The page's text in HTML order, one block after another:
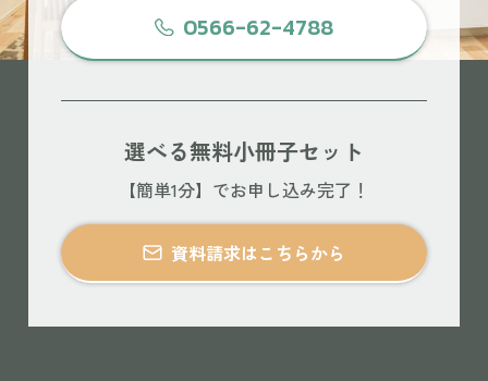
0566-62-4788
選べる無料小冊子セット
【簡単1分】でお申し込み完了！
資料請求はこちらから